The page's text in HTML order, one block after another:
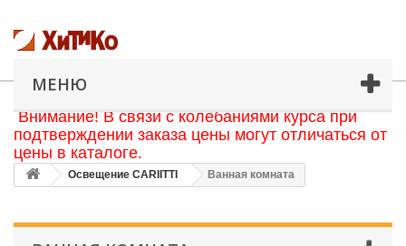
МЕНЮ
Внимание! В связи с колебаниями курса при
подтверждении заказа цены могут отличаться от
цены в каталоге.
Освещение CARIITTI Ванная комната